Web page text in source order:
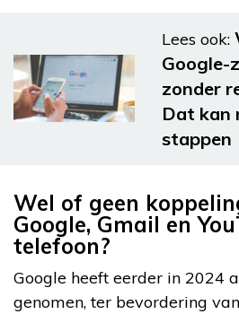
Lees ook:
Google-
zonder
Dat kan
stappen
Wel of geen
Google, Gmail en
telefoon?
Google heeft eerder in 2024
genomen, ter bevordering